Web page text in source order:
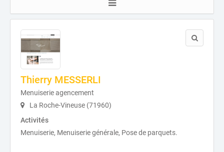
Thierry MESSERLI
Menuiserie agencement
La Roche-Vineuse (71960)
Activités
Menuiserie, Menuiserie générale, Pose de parquets.